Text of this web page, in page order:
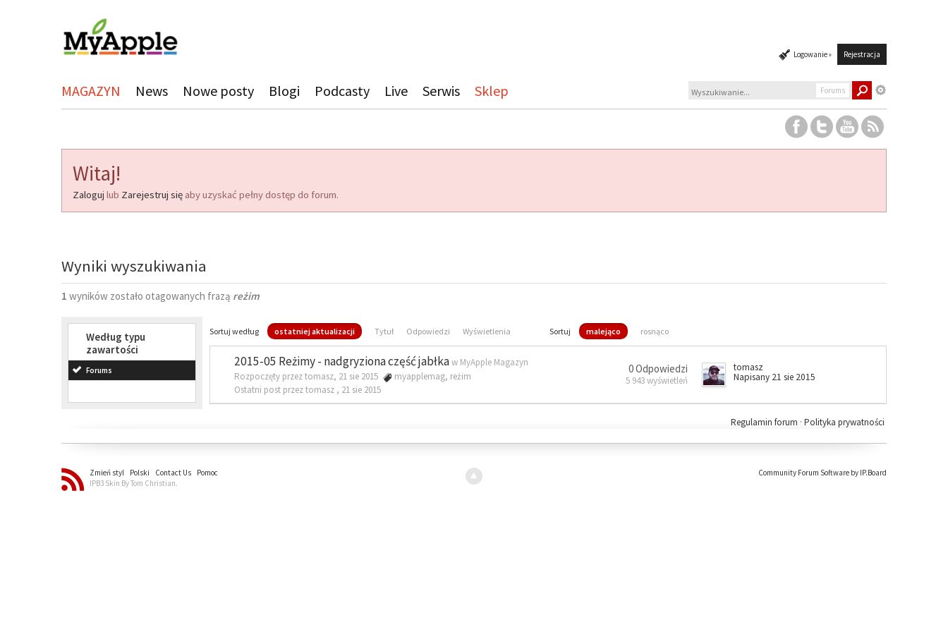
Logowanie » Rejestracja
MAGAZYN News Nowe posty Blogi Podcasty Live Serwis Sklep Forums
Witaj!
Zaloguj lub Zarejestruj się aby uzyskać pełny dostęp do forum.
Wyniki wyszukiwania
1 wyników zostało otagowanych frazą reżim
Według typu
zawartości
Forums
Sortuj według ostatniej aktualizacji Tytuł Odpowiedzi Wyświetlenia Sortuj malejąco rosnąco
2015-05 Reżimy - nadgryziona część jabłkaw MyApple Magazyn
Rozpoczęty przez tomasz, 21 sie 2015
myapplemag, reżim
Ostatni post przez tomasz , 21 sie 2015
0 Odpowiedzi
5 943 wyświetleń
tomasz
Napisany 21 sie 2015
Polityka prywatności
Regulamin forum ·
Zmień styl Polski Contact Us
Pomoc
IPB3 Skin By Tom Christian.
Community Forum Software by IP.Board